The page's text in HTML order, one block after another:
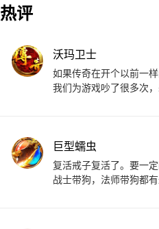
热评
沃玛卫士
如果传奇在开个以前一
我们为游戏吵了很多次
巨型蠕虫
复活戒子复活了。要一
战士带狗，法师带狗都